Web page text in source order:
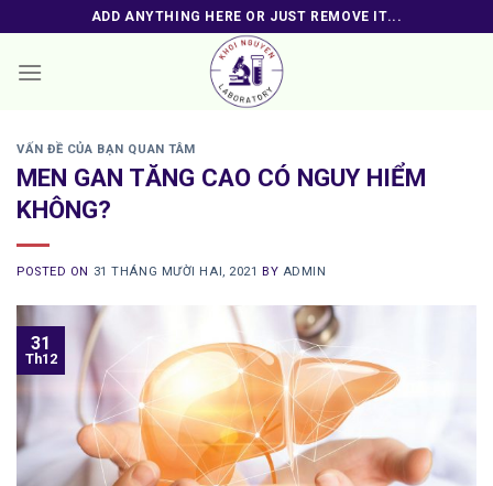
content
ADD ANYTHING HERE OR JUST REMOVE IT...
VẤN ĐỀ CỦA BẠN QUAN TÂM
MEN GAN TĂNG CAO CÓ NGUY HIỂM
KHÔNG?
POSTED ON 31 THÁNG MƯỜI HAI, 2021 BY ADMIN
31
Th12